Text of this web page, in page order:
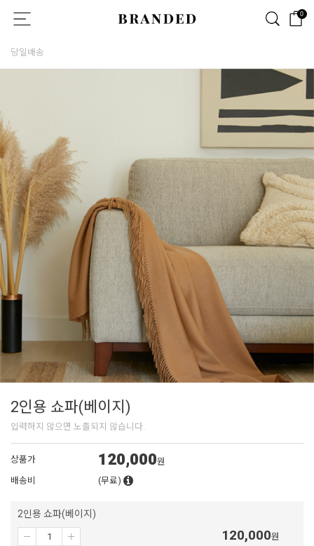
0
당일배송
2인용 쇼파(베이지)
입력하지 않으면 노출되지 않습니다.
상품가 120,000원
배송비
(무료)
2인용 쇼파(베이지)
120,000원